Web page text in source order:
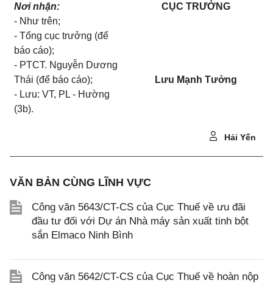
Nơi nhận:
- Như trên;
- Tổng cục trưởng (để
báo cáo);
- PTCT. Nguyễn Dương
Thái (để báo cáo);
- Lưu: VT, PL - Hường
(3b).
CỤC TRƯỞNG
Lưu Mạnh Tưởng
Hải Yến
VĂN BẢN CÙNG LĨNH VỰC
Công văn 5643/CT-CS của Cục Thuế về ưu đãi
đầu tư đối với Dự án Nhà máy sản xuất tinh bột
sắn Elmaco Ninh Bình
Công văn 5642/CT-CS của Cục Thuế về hoàn nộp